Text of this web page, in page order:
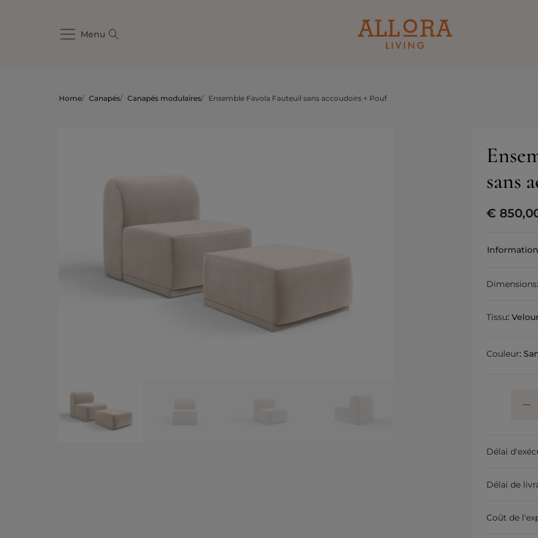
Menu
Home/ Canapés/ Canapés modulaires/ Ensemble Favola Fauteuil sans accoudoirs + Pouf
sans
€
Tissu:
Couleur:
Délai
Délai de
Coût de